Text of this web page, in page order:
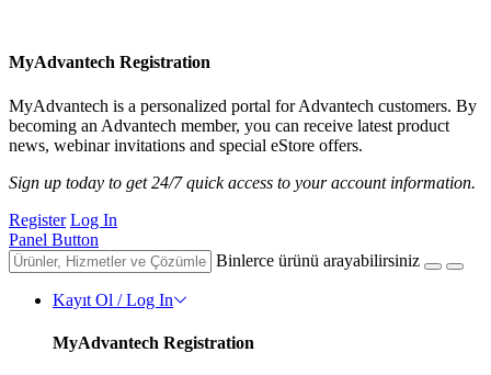
MyAdvantech Registration
MyAdvantech is a personalized portal for Advantech customers. By
becoming an Advantech member, you can receive latest product
news, webinar invitations and special eStore offers.
Sign up today to get 24/7 quick access to your account information.
Register Log In
Panel Button
Binlerce ürünü arayabilirsiniz
Kayıt Ol / Log In
MyAdvantech Registration